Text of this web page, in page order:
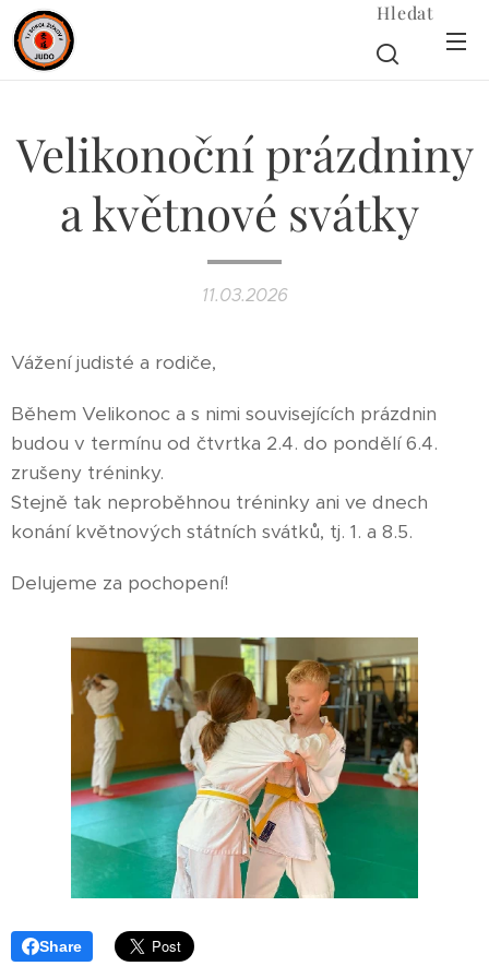
Hledat
Velikonoční prázdniny
a květnové svátky
11.03.2026
Vážení judisté a rodiče,
Během Velikonoc a s nimi souvisejících prázdnin
budou v termínu od čtvrtka 2.4. do pondělí 6.4.
zrušeny tréninky.
Stejně tak neproběhnou tréninky ani ve dnech
konání květnových státních svátků, tj. 1. a 8.5.
Delujeme za pochopení!
Share